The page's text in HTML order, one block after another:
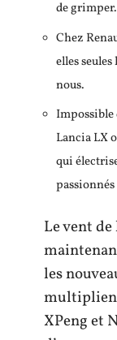
de grimper.
Chez
elles seules
nous.
Impossible
Lancia LX
qui
Le vent de
les
XPeng et